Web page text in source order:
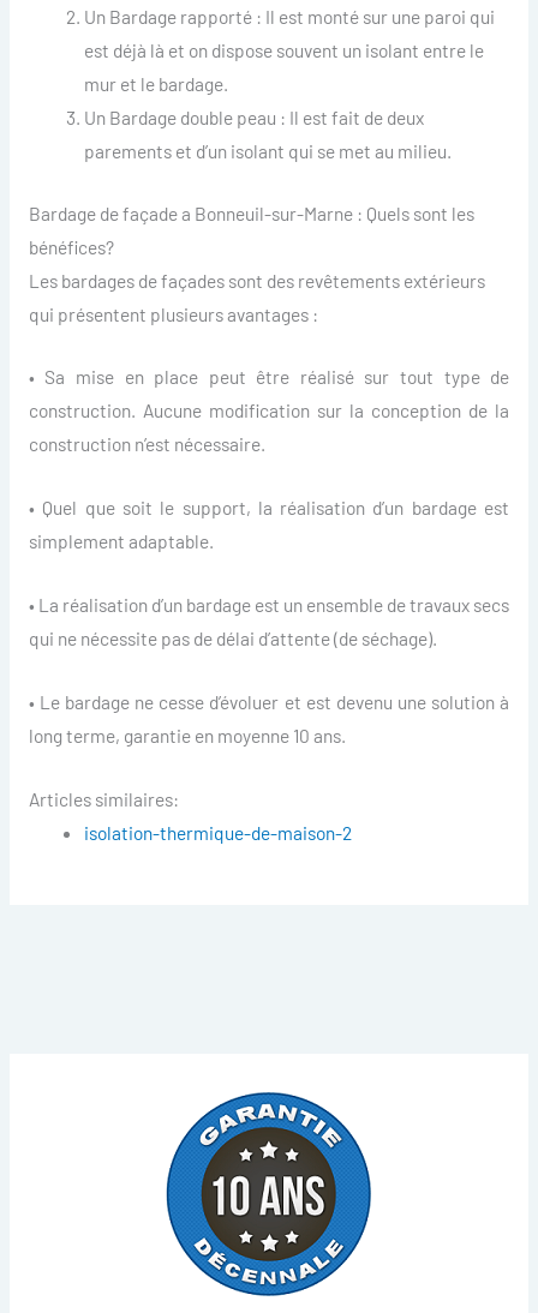
Un Bardage rapporté : Il est monté sur une paroi qui
est déjà là et on dispose souvent un isolant entre le
mur et le bardage.
Un Bardage double peau : Il est fait de deux
parements et d’un isolant qui se met au milieu.
Bardage de façade a Bonneuil-sur-Marne : Quels sont les
bénéfices?
Les bardages de façades sont des revêtements extérieurs
qui présentent plusieurs avantages :
• Sa mise en place peut être réalisé sur tout type de
construction. Aucune modification sur la conception de la
construction n’est nécessaire.
• Quel que soit le support, la réalisation d’un bardage est
simplement adaptable.
• La réalisation d’un bardage est un ensemble de travaux secs
qui ne nécessite pas de délai d’attente (de séchage).
• Le bardage ne cesse d’évoluer et est devenu une solution à
long terme, garantie en moyenne 10 ans.
Articles similaires:
isolation-thermique-de-maison-2